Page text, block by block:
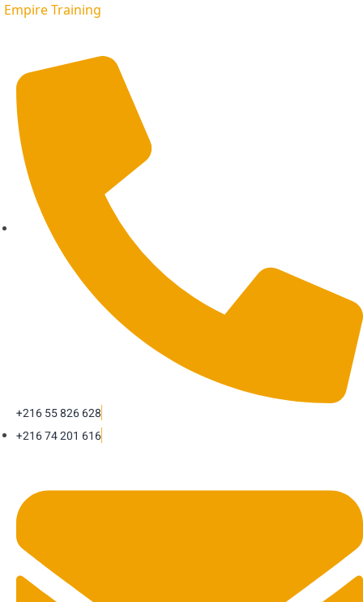
Empire Training
+216 55 826 628
+216 74 201 616